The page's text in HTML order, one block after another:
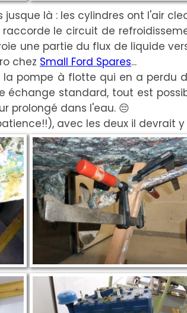
là : les cylindres ont l'air
le circuit de
une partie du flux de liquide
chez Small Ford Spares...
pompe à flotte qui en a perdu
échange standard, tout est
prolongé dans l'eau. 😔
avec les deux il devrait